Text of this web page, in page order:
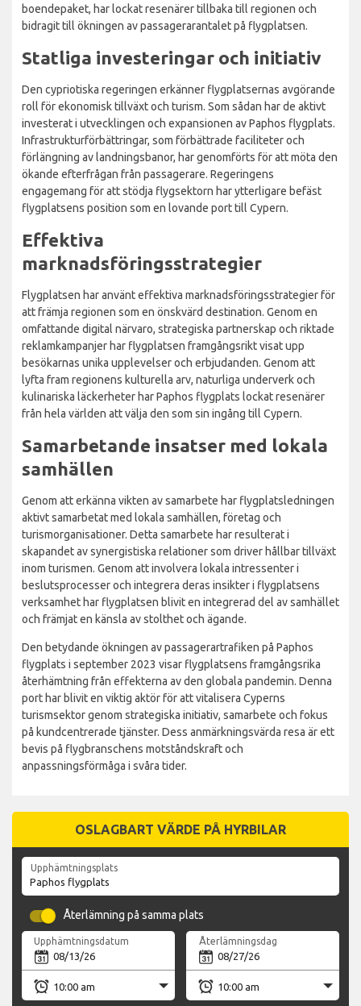
boendepaket, har lockat resenärer tillbaka till regionen och
bidragit till ökningen av passagerarantalet på flygplatsen.
Statliga investeringar och initiativ
Den cypriotiska regeringen erkänner flygplatsernas avgörande
roll för ekonomisk tillväxt och turism. Som sådan har de aktivt
investerat i utvecklingen och expansionen av Paphos flygplats.
Infrastrukturförbättringar, som förbättrade faciliteter och
förlängning av landningsbanor, har genomförts för att möta den
ökande efterfrågan från passagerare. Regeringens
engagemang för att stödja flygsektorn har ytterligare befäst
flygplatsens position som en lovande port till Cypern.
Effektiva
marknadsföringsstrategier
Flygplatsen har använt effektiva marknadsföringsstrategier för
att främja regionen som en önskvärd destination. Genom en
omfattande digital närvaro, strategiska partnerskap och riktade
reklamkampanjer har flygplatsen framgångsrikt visat upp
besökarnas unika upplevelser och erbjudanden. Genom att
lyfta fram regionens kulturella arv, naturliga underverk och
kulinariska läckerheter har Paphos flygplats lockat resenärer
från hela världen att välja den som sin ingång till Cypern.
Samarbetande insatser med lokala
samhällen
Genom att erkänna vikten av samarbete har flygplatsledningen
aktivt samarbetat med lokala samhällen, företag och
turismorganisationer. Detta samarbete har resulterat i
skapandet av synergistiska relationer som driver hållbar tillväxt
inom turismen. Genom att involvera lokala intressenter i
beslutsprocesser och integrera deras insikter i flygplatsens
verksamhet har flygplatsen blivit en integrerad del av samhället
och främjat en känsla av stolthet och ägande.
Den betydande ökningen av passagerartrafiken på Paphos
flygplats i september 2023 visar flygplatsens framgångsrika
återhämtning från effekterna av den globala pandemin. Denna
port har blivit en viktig aktör för att vitalisera Cyperns
turismsektor genom strategiska initiativ, samarbete och fokus
på kundcentrerade tjänster. Dess anmärkningsvärda resa är ett
bevis på flygbranschens motståndskraft och
anpassningsförmåga i svåra tider.
OSLAGBART VÄRDE PÅ HYRBILAR
Upphämtningsplats
Återlämning på samma plats
Upphämtningsdatum Återlämningsdag